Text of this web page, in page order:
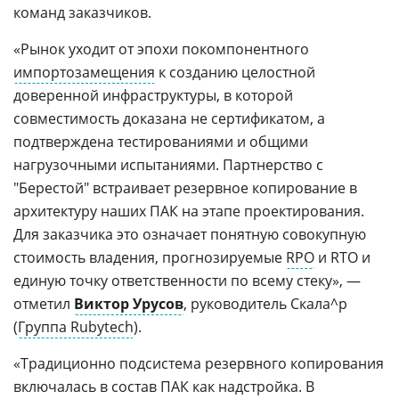
команд заказчиков.
«Рынок уходит от эпохи покомпонентного
импортозамещения к созданию целостной
доверенной инфраструктуры, в которой
совместимость доказана не сертификатом, а
подтверждена тестированиями и общими
нагрузочными испытаниями. Партнерство с
"Берестой" встраивает резервное копирование в
архитектуру наших ПАК на этапе проектирования.
Для заказчика это означает понятную совокупную
стоимость владения, прогнозируемые RPO и RTO и
единую точку ответственности по всему стеку», —
отметил Виктор Урусов, руководитель Скала^р
(Группа Rubytech).
«Традиционно подсистема резервного копирования
включалась в состав ПАК как надстройка. В